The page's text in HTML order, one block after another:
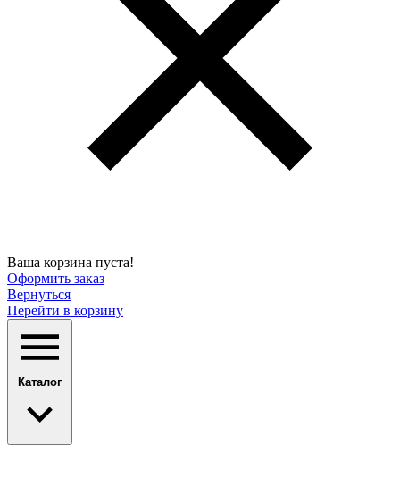
Ваша корзина пуста!
Оформить заказ
Вернуться
Перейти в корзину
Каталог